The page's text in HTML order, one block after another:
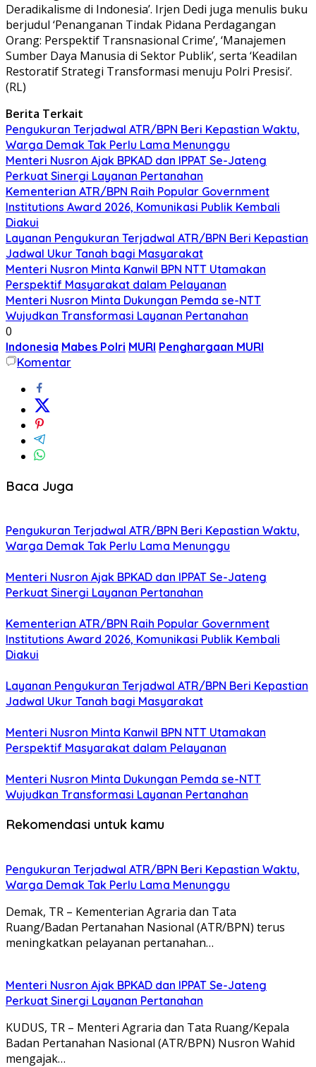
Deradikalisme di Indonesia’. Irjen Dedi juga menulis buku
berjudul ‘Penanganan Tindak Pidana Perdagangan
Orang: Perspektif Transnasional Crime’, ‘Manajemen
Sumber Daya Manusia di Sektor Publik’, serta ‘Keadilan
Restoratif Strategi Transformasi menuju Polri Presisi’.
(RL)
Berita Terkait
Pengukuran Terjadwal ATR/BPN Beri Kepastian Waktu,
Warga Demak Tak Perlu Lama Menunggu
Menteri Nusron Ajak BPKAD dan IPPAT Se-Jateng
Perkuat Sinergi Layanan Pertanahan
Kementerian ATR/BPN Raih Popular Government
Institutions Award 2026, Komunikasi Publik Kembali
Diakui
Layanan Pengukuran Terjadwal ATR/BPN Beri Kepastian
Jadwal Ukur Tanah bagi Masyarakat
Menteri Nusron Minta Kanwil BPN NTT Utamakan
Perspektif Masyarakat dalam Pelayanan
Menteri Nusron Minta Dukungan Pemda se-NTT
Wujudkan Transformasi Layanan Pertanahan
0
Indonesia Mabes Polri MURI Penghargaan MURI
Komentar
Baca Juga
Pengukuran Terjadwal ATR/BPN Beri Kepastian Waktu,
Warga Demak Tak Perlu Lama Menunggu
Menteri Nusron Ajak BPKAD dan IPPAT Se-Jateng
Perkuat Sinergi Layanan Pertanahan
Kementerian ATR/BPN Raih Popular Government
Institutions Award 2026, Komunikasi Publik Kembali
Diakui
Layanan Pengukuran Terjadwal ATR/BPN Beri Kepastian
Jadwal Ukur Tanah bagi Masyarakat
Menteri Nusron Minta Kanwil BPN NTT Utamakan
Perspektif Masyarakat dalam Pelayanan
Menteri Nusron Minta Dukungan Pemda se-NTT
Wujudkan Transformasi Layanan Pertanahan
Rekomendasi untuk kamu
Pengukuran Terjadwal ATR/BPN Beri Kepastian Waktu,
Warga Demak Tak Perlu Lama Menunggu
Demak, TR – Kementerian Agraria dan Tata
Ruang/Badan Pertanahan Nasional (ATR/BPN) terus
meningkatkan pelayanan pertanahan…
Menteri Nusron Ajak BPKAD dan IPPAT Se-Jateng
Perkuat Sinergi Layanan Pertanahan
KUDUS, TR – Menteri Agraria dan Tata Ruang/Kepala
Badan Pertanahan Nasional (ATR/BPN) Nusron Wahid
mengajak…